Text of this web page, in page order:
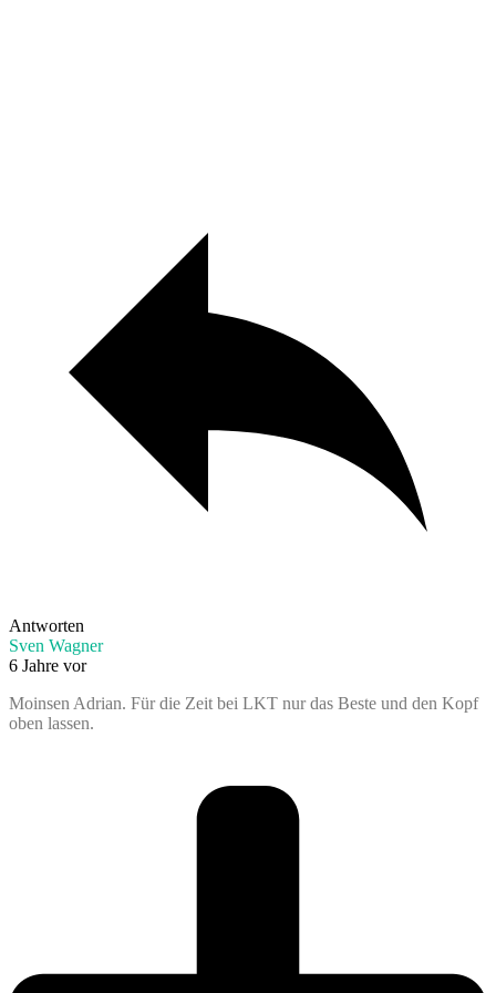
Antworten
Sven Wagner
6 Jahre vor
Moinsen Adrian. Für die Zeit bei LKT nur das Beste und den Kopf
oben lassen.